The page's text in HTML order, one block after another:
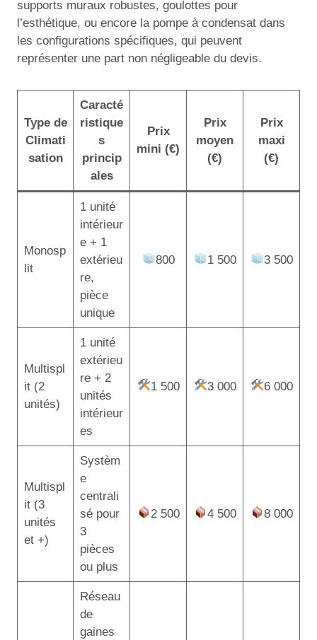
supports muraux robustes, goulottes pour
l’esthétique, ou encore la pompe à condensat dans
les configurations spécifiques, qui peuvent
représenter une part non négligeable du devis.
Type de
Climati
sation
Caracté
ristique
s
princip
ales
Prix
mini (€)
Prix
moyen
(€)
Prix
maxi
(€)
Monosp
lit
1 unité
intérieur
e + 1
extérieu
re,
pièce
unique
800 1 500 3 500
Multispl
it (2
unités)
1 unité
extérieu
re + 2
unités
intérieur
es
1 500 3 000 6 000
Multispl
it (3
unités
et +)
Systèm
e
centrali
sé pour
3
pièces
ou plus
2 500 4 500 8 000
Réseau
de
gaines